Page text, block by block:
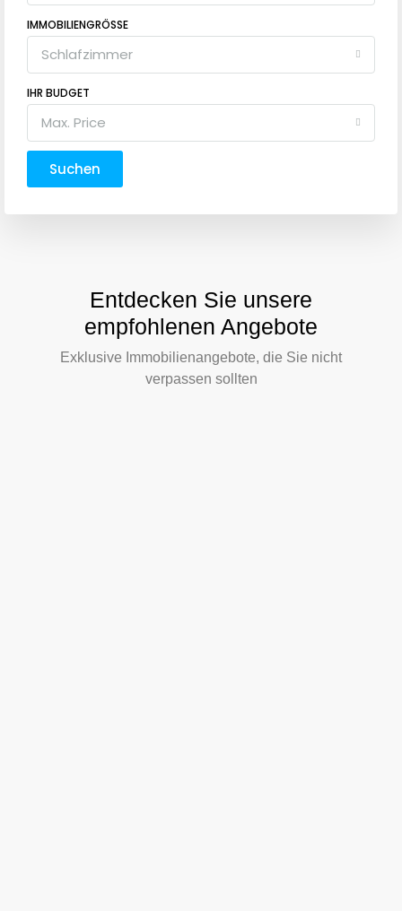
IMMOBILIENGRÖSSE
Schlafzimmer
IHR BUDGET
Max. Price
Suchen
Entdecken Sie unsere
empfohlenen Angebote
Exklusive Immobilienangebote, die Sie nicht
verpassen sollten